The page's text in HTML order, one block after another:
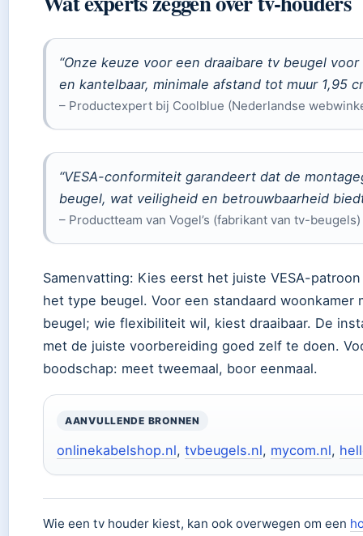
“Onze keuze voor een draaibare tv beugel
en kantelbaar, minimale afstand tot muur 1,95
– Productexpert bij Coolblue (Nederlandse
“VESA-conformiteit garandeert dat de
beugel, wat veiligheid en betrouwbaarheid
– Productteam van Vogel’s (fabrikant van tv-beugels)
Samenvatting: Kies eerst het juiste VESA-
het type beugel. Voor een standaard
beugel; wie flexibiliteit wil, kiest draaibaar. De
met de juiste voorbereiding goed zelf te doen.
boodschap: meet tweemaal, boor eenmaal.
AANVULLENDE BRONNEN
onlinekabelshop.nl, tvbeugels.nl, mycom.nl,
Wie een tv houder kiest, kan ook overwegen om een